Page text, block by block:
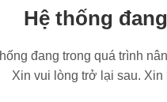
Hệ thống
đang trong quá trình
Xin vui lòng trở lại sau.